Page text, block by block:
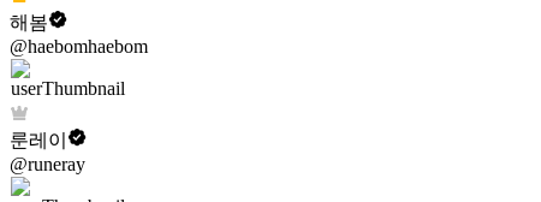
해봄
@haebomhaebom
룬레이
@runeray